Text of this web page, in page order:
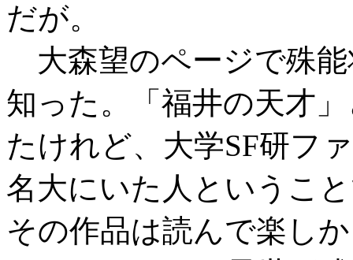
だが。
大森望のページで殊
知った。「福井の天才
たけれど、大学SF研フ
名大にいた人というこ
その作品は読んで楽し